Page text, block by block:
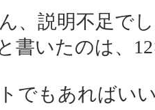
、説明不足で
書いたのは、
でもあればい